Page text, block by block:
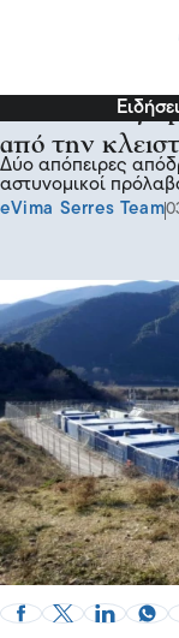
Μετανάστες
από την
Δύο απόπειρες
αστυνομικοί
eVima Serres Team